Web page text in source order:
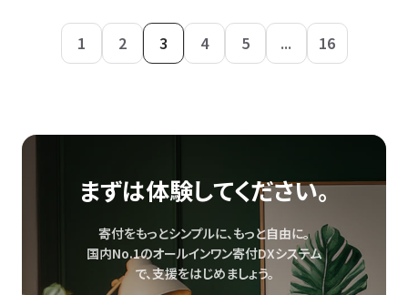
1 2 3 4 5 ... 16
まずは体験してください。
寄付をもっとシンプルに、もっと自由に。
国内No.1のオールインワン寄付DXシステム
で、支援をはじめましょう。